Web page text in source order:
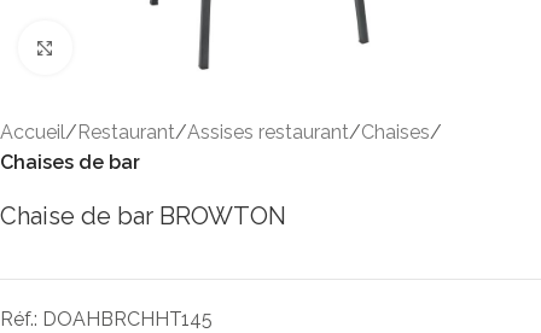
Click to enlarge
Accueil Restaurant Assises restaurant Chaises
Chaises de bar
Chaise de bar BROWTON
Réf.: DOAHBRCHHT145